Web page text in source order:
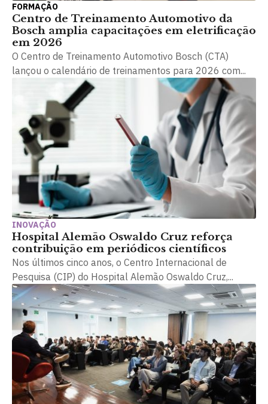
FORMAÇÃO
Centro de Treinamento Automotivo da
Bosch amplia capacitações em eletrificação
em 2026
O Centro de Treinamento Automotivo Bosch (CTA)
lançou o calendário de treinamentos para 2026 com...
INOVAÇÃO
Hospital Alemão Oswaldo Cruz reforça
contribuição em periódicos científicos
Nos últimos cinco anos, o Centro Internacional de
Pesquisa (CIP) do Hospital Alemão Oswaldo Cruz,...